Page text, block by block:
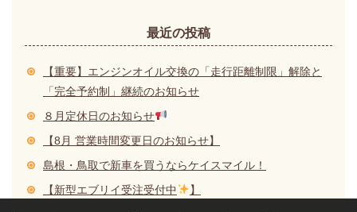
最近の投稿
【重要】エンジンオイル交換の「走行距離制限」解除と
「完全予約制」継続のお知らせ
８月定休日のお知らせ
【8月 営業時間変更日のお知らせ】
島根・鳥取で新車を買うならケイスマイル！
【新型エブリイ受注受付中
】